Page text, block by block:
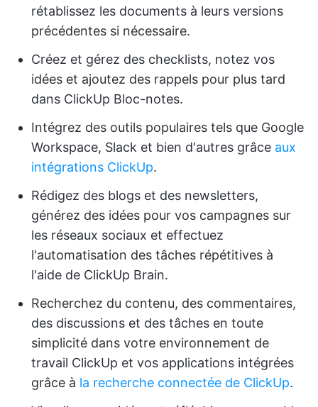
rétablissez les documents à leurs versions
précédentes si nécessaire.
Créez et gérez des checklists, notez vos
idées et ajoutez des rappels pour plus tard
dans ClickUp Bloc-notes.
Intégrez des outils populaires tels que Google
Workspace, Slack et bien d'autres grâce aux
intégrations ClickUp.
Rédigez des blogs et des newsletters,
générez des idées pour vos campagnes sur
les réseaux sociaux et effectuez
l'automatisation des tâches répétitives à
l'aide de ClickUp Brain.
Recherchez du contenu, des commentaires,
des discussions et des tâches en toute
simplicité dans votre environnement de
travail ClickUp et vos applications intégrées
grâce à la recherche connectée de ClickUp.